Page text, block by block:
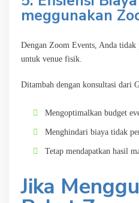
meggunakan
Dengan Zoom Events, Anda tidak
untuk venue fisik.
Ditambah dengan konsultasi dari
Mengoptimalkan budget
Menghindari biaya tidak
Tetap mendapatkan hasil
Jika